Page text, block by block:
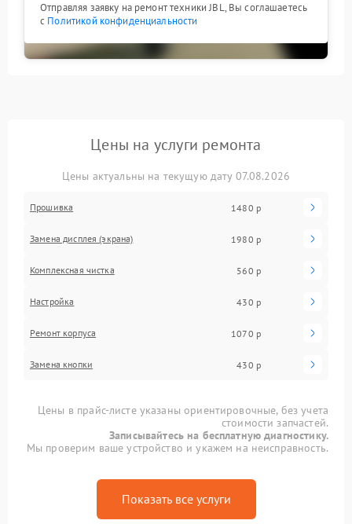
Отправляя заявку на ремонт техники JBL, Вы соглашаетесь
с Политикой конфиденциальности
Цены на услуги ремонта
Цены актуальны на текущую дату 07.08.2026
Прошивка 1480 р
Замена дисплея (экрана) 1980 р
Комплексная чистка 560 р
Настройка 430 р
Ремонт корпуса 1070 р
Замена кнопки 430 р
Цены в прайс-листе указаны ориентировочные, без учета
стоимости запчастей.
Записывайтесь на бесплатную диагностику.
Мы проверим ваше устройство и укажем на неисправность.
Показать все услуги